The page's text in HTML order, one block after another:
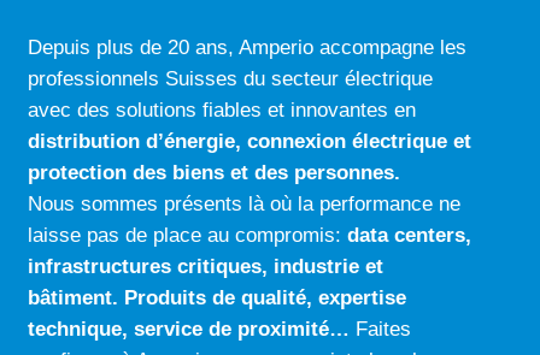
Depuis plus de 20 ans, Amperio accompagne les
professionnels Suisses du secteur électrique
avec des solutions fiables et innovantes en
distribution d’énergie, connexion électriqueet
protection des biens et des personnes.
Nous sommes présents là où la performance ne
laisse pas de place au compromis:data centers,
infrastructures critiques, industrie et
bâtiment. Produits de qualité,expertise
technique,service de proximité… Faites